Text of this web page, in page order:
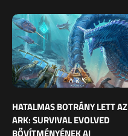
HATALMAS BOTRÁNY LETT AZ
ARK: SURVIVAL EVOLVED
BŐVÍTMÉNYÉNEK AI